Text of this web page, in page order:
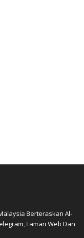
Berteraskan Al-
Laman Web Dan